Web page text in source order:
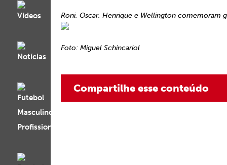
Roni, Oscar, Henrique e Wellington comemoram
Foto: Miguel Schincariol
Compartilhe esse conteúdo